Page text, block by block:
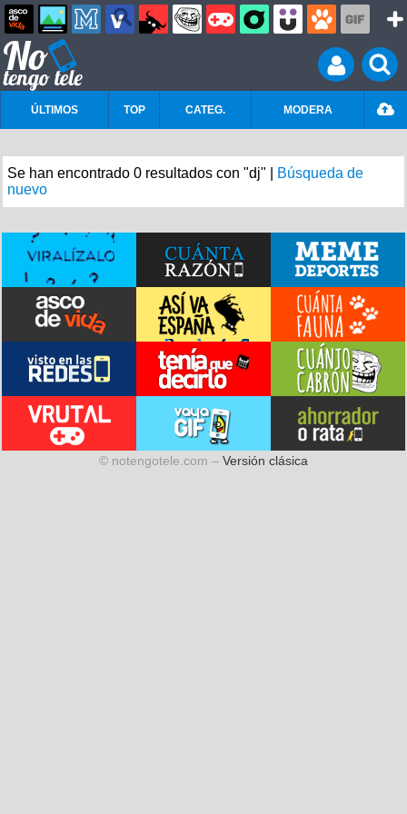
ÚLTIMOS TOP CATEG. MODERA
Se han encontrado 0 resultados con "dj" |
Búsqueda de
nuevo
© notengotele.com – Versión clásica